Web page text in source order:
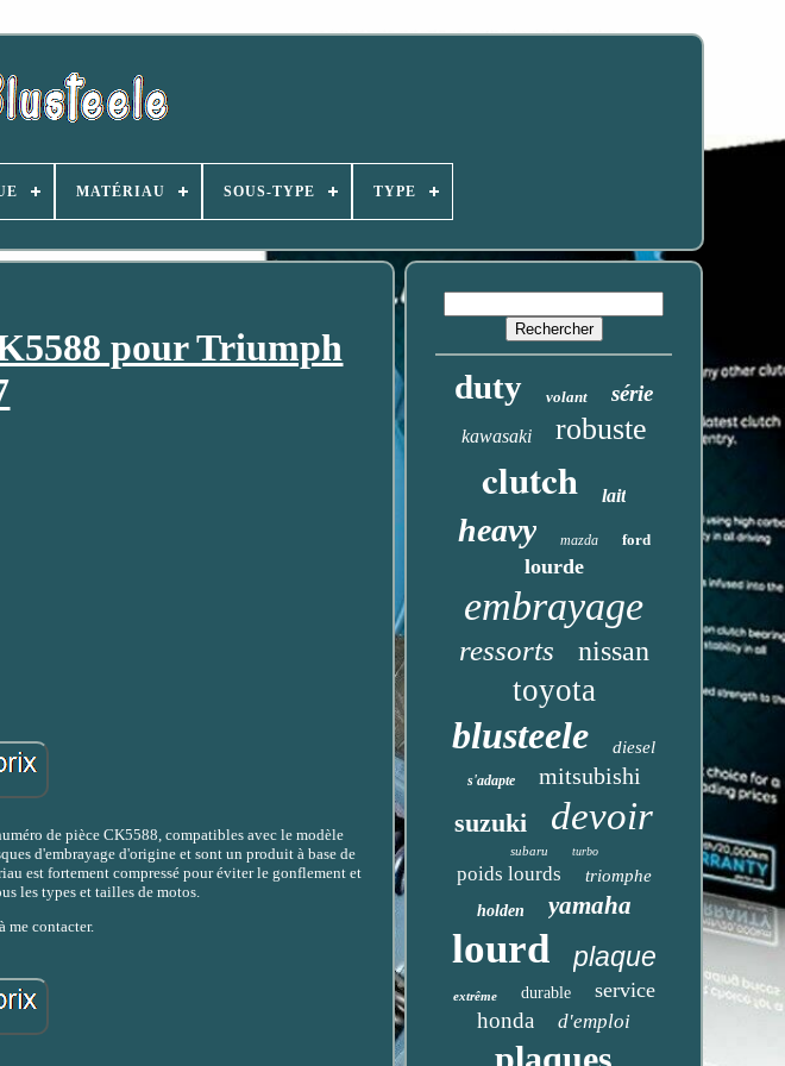
MATÉRIAU SOUS-TYPE TYPE
pour Triumph
de pièce CK5588, compatibles avec le modèle
d'embrayage d'origine et sont un produit à base de
est fortement compressé pour éviter le gonflement et
les types et tailles de motos.
me contacter.
duty volant série
kawasaki robuste
clutch lait
heavy mazda ford
lourde
embrayage
ressorts nissan
toyota
blusteele diesel
s'adapte mitsubishi
suzuki devoir
subaru turbo
poids lourds triomphe
holden yamaha
lourd plaque
extrême durable service
honda d'emploi